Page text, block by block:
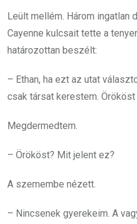
Leült mellém. Három
Cayenne kulcsait tette a
határozottan beszélt:
– Ethan, ha ezt az utat
csak társat kerestem. Örököst
Megdermedtem.
– Örököst? Mit jelent ez?
A szemembe nézett.
– Nincsenek gyerekeim. A